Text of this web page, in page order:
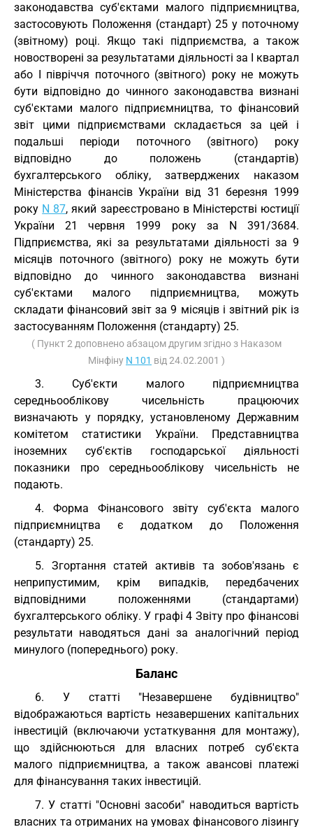
законодавства суб'єктами малого підприємництва,
застосовують Положення (стандарт) 25 у поточному
(звітному) році. Якщо такі підприємства, а також
новостворені за результатами діяльності за I квартал
або I півріччя поточного (звітного) року не можуть
бути відповідно до чинного законодавства визнані
суб'єктами малого підприємництва, то фінансовий
звіт цими підприємствами складається за цей і
подальші періоди поточного (звітного) року
відповідно до положень (стандартів)
бухгалтерського обліку, затверджених наказом
Міністерства фінансів України від 31 березня 1999
року N 87, який зареєстровано в Міністерстві юстиції
України 21 червня 1999 року за N 391/3684.
Підприємства, які за результатами діяльності за 9
місяців поточного (звітного) року не можуть бути
відповідно до чинного законодавства визнані
суб'єктами малого підприємництва, можуть
складати фінансовий звіт за 9 місяців і звітний рік із
застосуванням Положення (стандарту) 25.
( Пункт 2 доповнено абзацом другим згідно з Наказом
Мінфіну N 101 від 24.02.2001 )
3. Суб'єкти малого підприємництва
середньооблікову чисельність працюючих
визначають у порядку, установленому Державним
комітетом статистики України. Представництва
іноземних суб'єктів господарської діяльності
показники про середньооблікову чисельність не
подають.
4. Форма Фінансового звіту суб'єкта малого
підприємництва є додатком до Положення
(стандарту) 25.
5. Згортання статей активів та зобов'язань є
неприпустимим, крім випадків, передбачених
відповідними положеннями (стандартами)
бухгалтерського обліку. У графі 4 Звіту про фінансові
результати наводяться дані за аналогічний період
минулого (попереднього) року.
Баланс
6. У статті "Незавершене будівництво"
відображаються вартість незавершених капітальних
інвестицій (включаючи устаткування для монтажу),
що здійснюються для власних потреб суб'єкта
малого підприємництва, а також авансові платежі
для фінансування таких інвестицій.
7. У статті "Основні засоби" наводиться вартість
власних та отриманих на умовах фінансового лізингу